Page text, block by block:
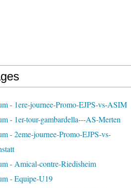
- 1ere-journee-Promo-EJPS-vs-ASIM
- 1er-tour-gambardella---AS-Merten
- 2eme-journee-Promo-EJPS-vs-
- Amical-contre-Riedisheim
- Equipe-U19